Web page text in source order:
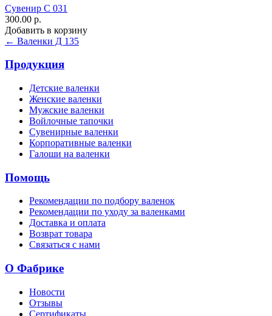
Сувенир С 031
300.00 р.
Добавить в корзину
← Валенки Д 135
Продукция
Детские валенки
Женские валенки
Мужские валенки
Войлочные тапочки
Сувенирные валенки
Корпоративные валенки
Галоши на валенки
Помощь
Рекомендации по подбору валенок
Рекомендации по уходу за валенками
Доставка и оплата
Возврат товара
Связаться с нами
О Фабрике
Новости
Отзывы
Сертификаты